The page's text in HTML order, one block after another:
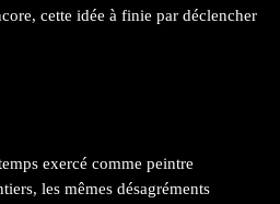
cette idée à finie par déclencher
exercé comme peintre
les mêmes désagréments